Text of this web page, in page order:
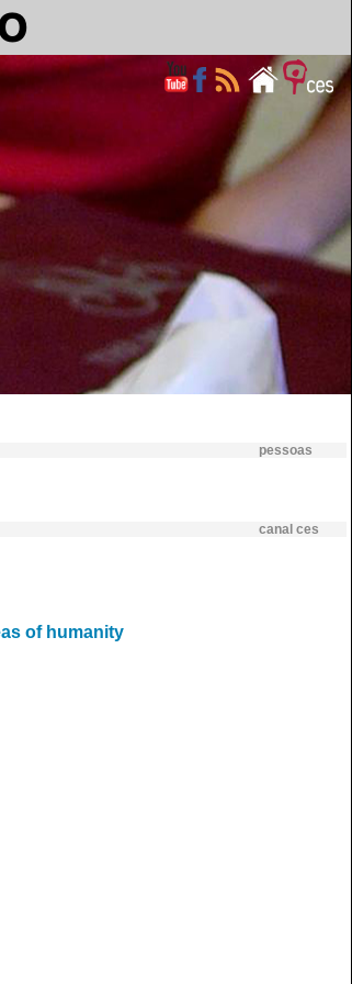
pessoas
canal ces
of humanity